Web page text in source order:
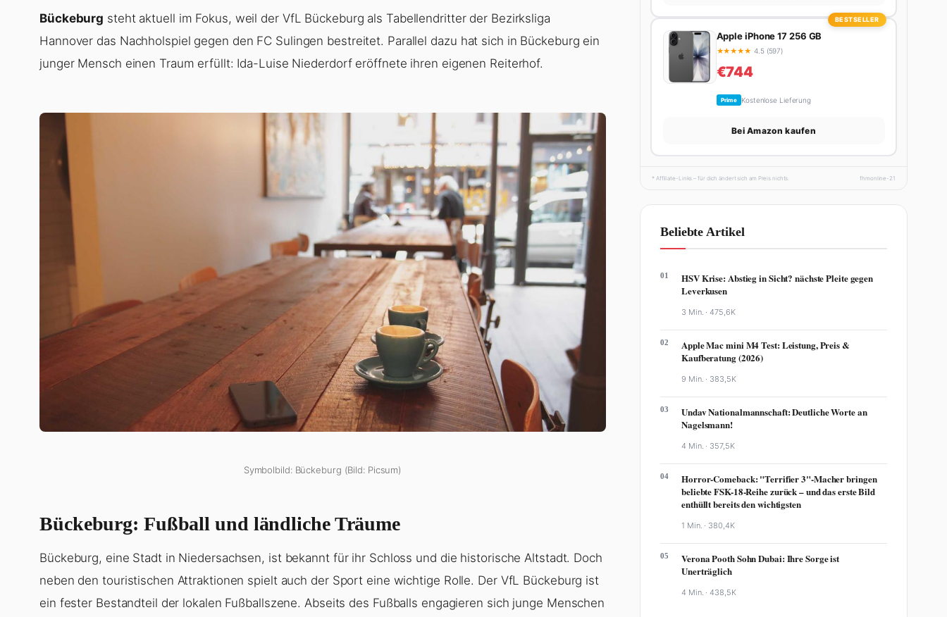
Bückeburg steht aktuell im Fokus, weil der VfL Bückeburg als Tabellendritter der Bezirksliga
Hannover das Nachholspiel gegen den FC Sulingen bestreitet. Parallel dazu hat sich in Bückeburg ein
junger Mensch einen Traum erfüllt: Ida-Luise Niederdorf eröffnete ihren eigenen Reiterhof.
Symbolbild: Bückeburg (Bild: Picsum)
Bückeburg: Fußball und ländliche Träume
Bückeburg, eine Stadt in Niedersachsen, ist bekannt für ihr Schloss und die historische Altstadt. Doch
neben den touristischen Attraktionen spielt auch der Sport eine wichtige Rolle. Der VfL Bückeburg ist
ein fester Bestandteil der lokalen Fußballszene. Abseits des Fußballs engagieren sich junge Menschen
BESTSELLER
Apple iPhone 17 256 GB
★★★★★ 4.5 (597)
€744
Prime Kostenlose Lieferung
Bei Amazon kaufen
* Affiliate-Links – für dich ändert sich am Preis nichts. fhmonline-21
Beliebte Artikel
01
HSV Krise: Abstieg in Sicht? nächste Pleite gegen
Leverkusen
3 Min. ·475,6K
02
Apple Mac mini M4 Test: Leistung, Preis &
Kaufberatung (2026)
9 Min. · 383,5K
03
Undav Nationalmannschaft: Deutliche Worte an
Nagelsmann!
4 Min. · 357,5K
04
Horror-Comeback: "Terrifier 3"-Macher bringen
beliebte FSK-18-Reihe zurück – und das erste Bild
enthüllt bereits den wichtigsten
1 Min. · 380,4K
05
Verona Pooth Sohn Dubai: Ihre Sorge ist
Unerträglich
4 Min. ·438,5K